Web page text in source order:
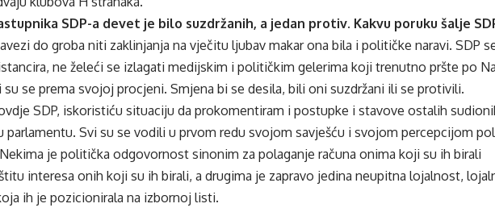
SDP-a devet je bilo suzdržanih, a jedan protiv. Kakvu poruku šalje
do groba niti zaklinjanja na vječitu ljubav makar ona bila i političke naravi. SDP
ne želeći se izlagati medijskim i političkim gelerima koji trenutno pršte po
su se prema svojoj procjeni. Smjena bi se desila, bili oni suzdržani ili se protivili.
SDP, iskoristiću situaciju da prokomentiram i postupke i stavove ostalih
parlamentu. Svi su se vodili u prvom redu svojom savješću i svojom percepcijom
je politička odgovornost sinonim za polaganje računa onima koji su ih birali
interesa onih koji su ih birali, a drugima je zapravo jedina neupitna lojalnost,
ih je pozicionirala na izbornoj listi.